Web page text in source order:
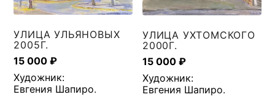
УЛИЦА УЛЬЯНОВЫХ
2005Г.
15 000₽
Художник:
Евгения Шапиро.
УЛИЦА УХТОМСКОГО
2000Г.
15 000₽
Художник:
Евгения Шапиро.